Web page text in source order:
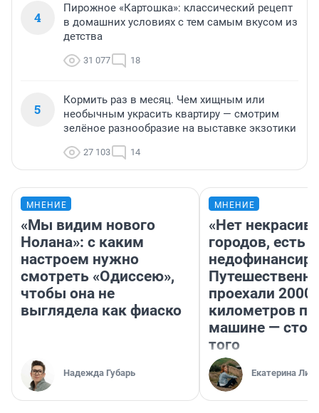
4
Пирожное «Картошка»: классический рецепт
в домашних условиях с тем самым вкусом из
детства
31 077 18
5
Кормить раз в месяц. Чем хищным или
необычным украсить квартиру — смотрим
зелёное разнообразие на выставке экзотики
27 103 14
МНЕНИЕ
«Мы видим нового
Нолана»: с каким
настроем нужно
смотреть «Одиссею»,
чтобы она не
выглядела как фиаско
Надежда Губарь
МНЕНИЕ
«Нет
городов, есть
проехали 2000
километров по
машине —
того
Екатерина